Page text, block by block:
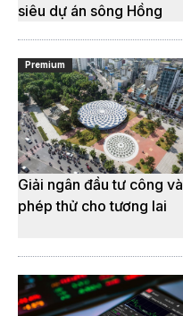
siêu dự án sông Hồng
Premium
Giải ngân đầu tư công và
phép thử cho tương lai